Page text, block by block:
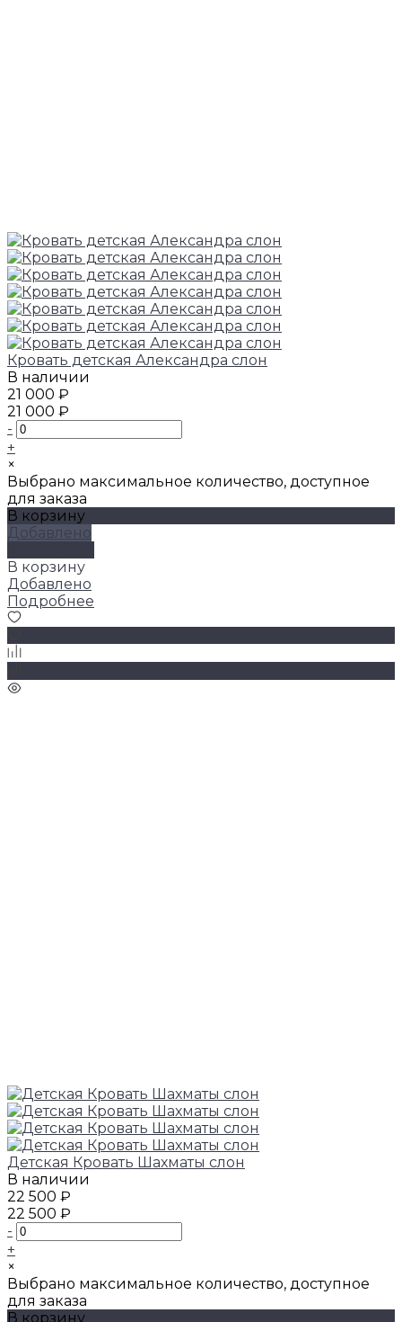
Кровать детская Александра слон
В наличии
21 000 ₽
21 000 ₽
-
+
×
Выбрано максимальное количество, доступное
для заказа
В корзину
Добавлено
В корзину
Добавлено
Подробнее
Детская Кровать Шахматы слон
В наличии
22 500 ₽
22 500 ₽
-
+
×
Выбрано максимальное количество, доступное
для заказа
В корзину